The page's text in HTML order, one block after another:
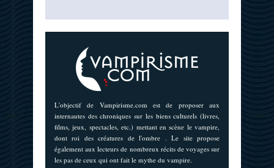
L'objectif de Vampirisme.com est de proposer aux
internautes des chroniques sur les biens culturels (livres,
films, jeux, spectacles, etc.) mettant en scène le vampire,
dont roi des créatures de l'ombre . Le site propose
également aux lecteurs de nombreux récits de voyages sur
les pas de ceux qui ont fait le mythe du vampire.